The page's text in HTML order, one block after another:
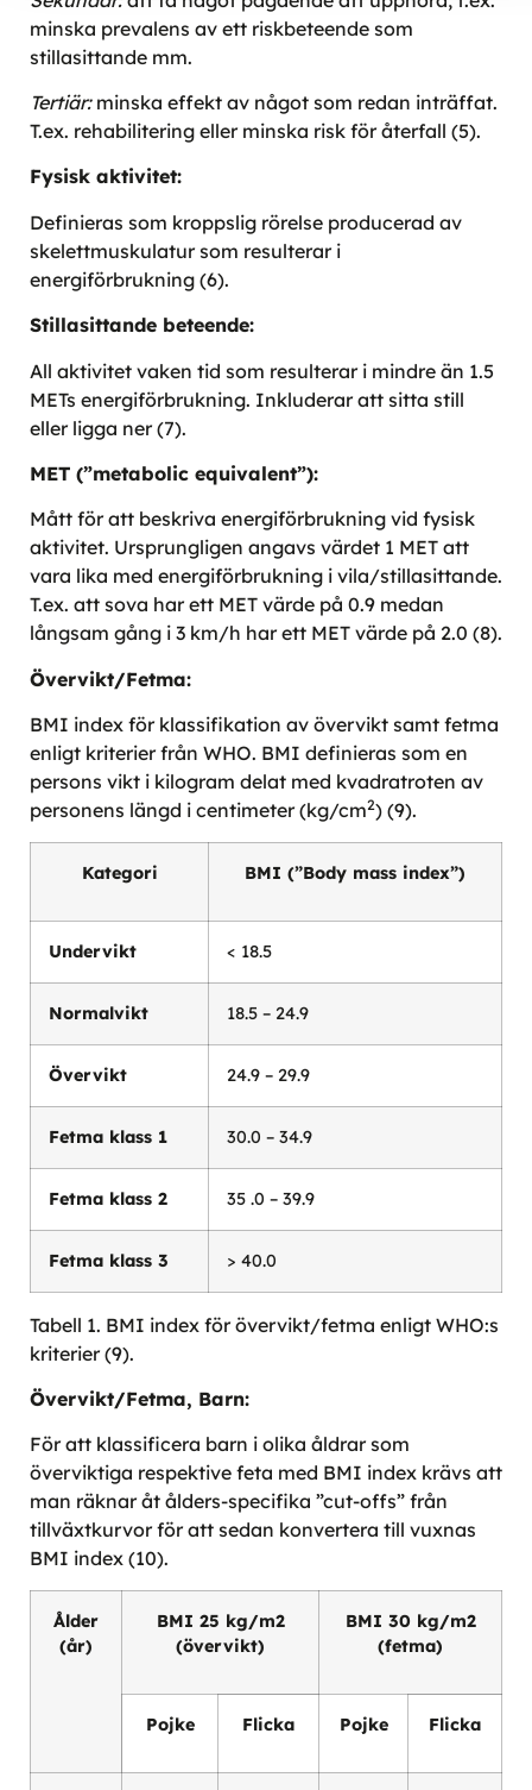
minska prevalens av ett riskbeteende som
stillasittande mm.
Tertiär:minska effekt av något som redan inträffat.
T.ex. rehabilitering eller minska risk för återfall (5).
Fysisk aktivitet:
Definieras som kroppslig rörelse producerad av
skelettmuskulatur som resulterar i
energiförbrukning (6).
Stillasittande beteende:
All aktivitet vaken tid som resulterar i mindre än 1.5
METs energiförbrukning. Inkluderar att sitta still
eller ligga ner (7).
MET (”metabolic equivalent”):
Mått för att beskriva energiförbrukning vid fysisk
aktivitet. Ursprungligen angavs värdet 1 MET att
vara lika med energiförbrukning i vila/stillasittande.
T.ex. att sova har ett MET värde på 0.9 medan
långsam gång i 3 km/h har ett MET värde på 2.0 (8).
Övervikt/Fetma:
BMI index för klassifikation av övervikt samt fetma
enligt kriterier från WHO. BMI definieras som en
persons vikt i kilogram delat med kvadratroten av
personens längd i centimeter (kg/cm2) (9).
Kategori BMI (”Body mass index”)
Undervikt < 18.5
Normalvikt 18.5 – 24.9
Övervikt 24.9 – 29.9
Fetma klass 1 30.0 – 34.9
Fetma klass 2 35 .0 – 39.9
Fetma klass 3 > 40.0
Tabell 1. BMI index för övervikt/fetma enligt WHO:s
kriterier (9).
Övervikt/Fetma, Barn:
För att klassificera barn i olika åldrar som
överviktiga respektive feta med BMI index krävs att
man räknar åt ålders-specifika ”cut-offs” från
tillväxtkurvor för att sedan konvertera till vuxnas
BMI index (10).
Ålder
(år)
BMI 25 kg/m2
(övervikt)
BMI 30 kg/m2
(fetma)
Pojke Flicka Pojke Flicka